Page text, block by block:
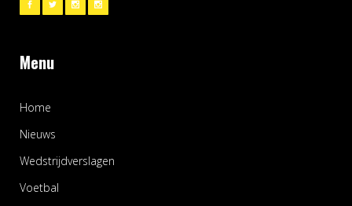
Menu
Home
Nieuws
Wedstrijdverslagen
Voetbal